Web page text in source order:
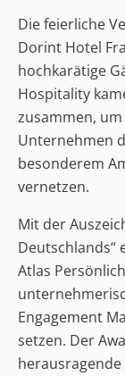
Die feierliche
Dorint Hotel
hochkarätige
Hospitality
zusammen,
Unternehmen
besonderem
vernetzen.
Mit der
Deutschlands“
Atlas
Engagement
setzen. Der